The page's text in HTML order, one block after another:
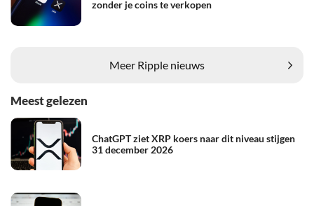
zonder je coins te verkopen
Meer Ripple nieuws
Meest gelezen
ChatGPT ziet XRP koers naar dit niveau stijgen
31 december 2026